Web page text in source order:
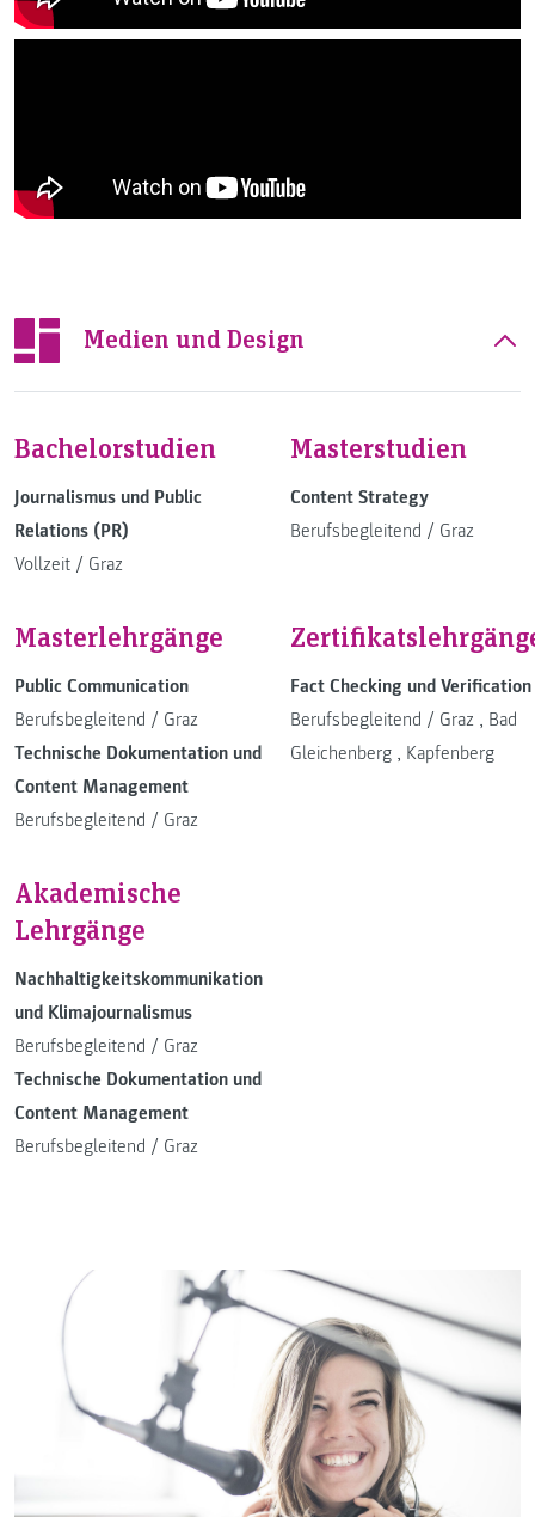
Medien und Design
Bachelorstudien
Journalismus und Public
Relations (PR)
Vollzeit / Graz
Masterstudien
Content Strategy
Berufsbegleitend / Graz
Masterlehrgänge
Public Communication
Berufsbegleitend / Graz
Technische Dokumentation und
Content Management
Berufsbegleitend / Graz
Fact Checking und Verification
Berufsbegleitend / Graz , Bad
Gleichenberg , Kapfenberg
Akademische
Lehrgänge
Nachhaltigkeitskommunikation
und Klimajournalismus
Berufsbegleitend / Graz
Technische Dokumentation und
Content Management
Berufsbegleitend / Graz